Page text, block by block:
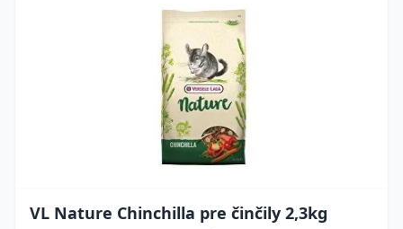
VL Nature Chinchilla pre činčily 2,3kg